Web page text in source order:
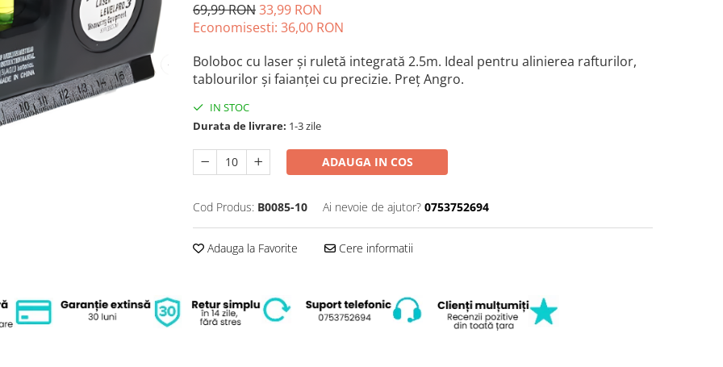
69,99 RON33,99 RON
Economisesti: 36,00 RON
Boloboc cu laser și ruletă integrată 2.5m. Ideal pentru alinierea rafturilor,
tablourilor și faianței cu precizie. Preț Angro.
IN STOC
Durata de livrare: 1-3 zile
ADAUGA IN COS
Cod Produs: B0085-10 Ai nevoie de ajutor? 0753752694
Adauga la Favorite Cere informatii